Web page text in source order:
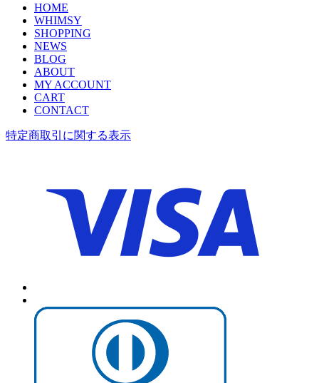
HOME
WHIMSY
SHOPPING
NEWS
BLOG
ABOUT
MY ACCOUNT
CART
CONTACT
特定商取引に関する表示